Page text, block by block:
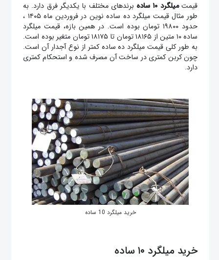
قیمتمیلگرد ۱۰ ساده
برندهای مختلف با یکدیگر فرق دارد. به
طور مثال قیمت میلگرد ده ساده نوین در فروردین ماه ۱۴۰۵ ،
حدود ۱۹۸۰۰ تومان بوده است. در همین بازه، قیمت میلگرد
ساده ۱۰ متین از ۱۸۱۶۵ تومان تا ۱۸۱۷۵ تومان متغیر بوده است.
به طور کلی قیمت میلگرد ده ساده کمتر از نوع آجدار آن است.
چون کربن کمتری در ساخت آن مصرف شده و استحکام کمتری
دارد.
خرید میلگرد 10 ساده
خرید میلگرد ۱۰ ساده